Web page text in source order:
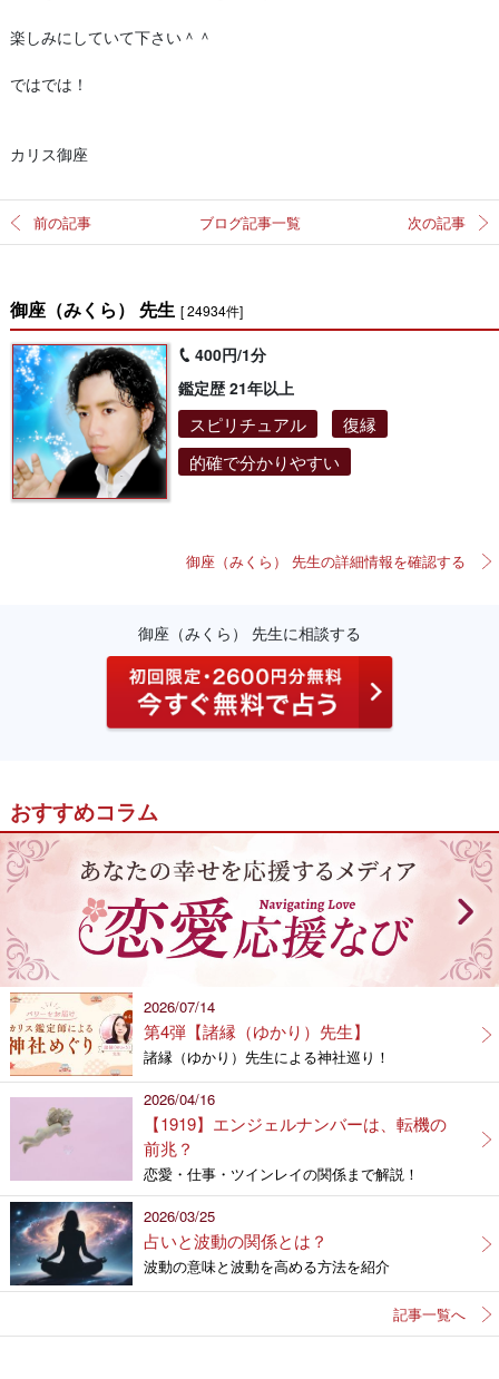
楽しみにしていて下さい＾＾
ではでは！
カリス御座
前の記事 ブログ記事一覧 次の記事
御座（みくら） 先生 [ 24934件]
400円/1分
鑑定歴 21年以上
スピリチュアル
復縁
的確で分かりやすい
御座（みくら） 先生の詳細情報を確認する
御座（みくら） 先生に相談する
おすすめコラム
2026/07/14
第4弾【諸縁（ゆかり）先生】
諸縁（ゆかり）先生による神社巡り！
2026/04/16
【1919】エンジェルナンバーは、転機の
前兆？
恋愛・仕事・ツインレイの関係まで解説！
2026/03/25
占いと波動の関係とは？
波動の意味と波動を高める方法を紹介
記事一覧へ